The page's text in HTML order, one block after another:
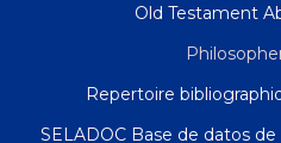
Old Testament
Repertoire
SELADOC Base de datos